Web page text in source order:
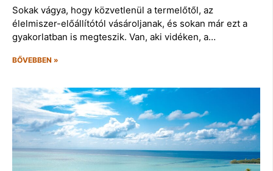
Sokak vágya, hogy közvetlenül a termelőtől, az
élelmiszer-előállítótól vásároljanak, és sokan már ezt a
gyakorlatban is megteszik. Van, aki vidéken, a…
BŐVEBBEN »